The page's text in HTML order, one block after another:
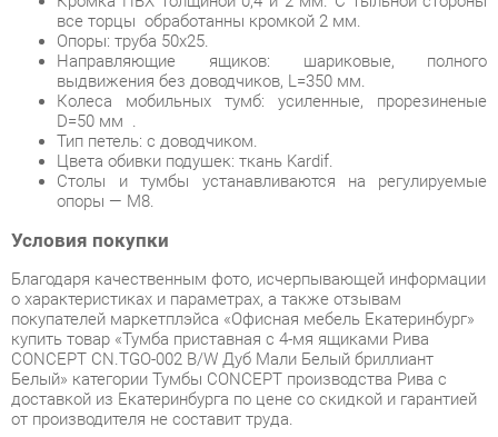
D=50 мм .
Тип петель: с доводчиком.
Цвета обивки подушек: ткань Kardif.
Столы и тумбы устанавливаются на регулируемые
опоры — М8.
Условия покупки
Благодаря качественным фото, исчерпывающей информации
о характеристиках и параметрах, а также отзывам
покупателей маркетплэйса «Офисная мебель Екатеринбург»
CONCEPT CN.TGO-002 B/W Дуб Мали Белый бриллиант
доставкой из Екатеринбурга по цене со скидкой и гарантией
от производителя не составит труда.
Мы отправляем заказы в доставку ежедневно. Товары из
ассортимента в наличии на складе в Екатеринбурге вы
получите не позднее48-ми часовс момента оформления
заказа. Дополнительно вы можете заказать подъём на этаж
и сборку мебельных изделий.